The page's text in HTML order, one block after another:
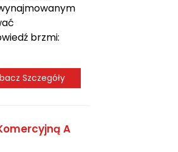
brzmi:
Szczegóły
A